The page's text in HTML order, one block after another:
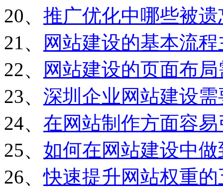
20、 推广优化中哪些被
21、
网站建设的基本流
22、
网站建设的页面布
23、 深圳企业网站建设
24、 在网站制作方面容
25、 如何在网站建设中
26、快速提升网站权重